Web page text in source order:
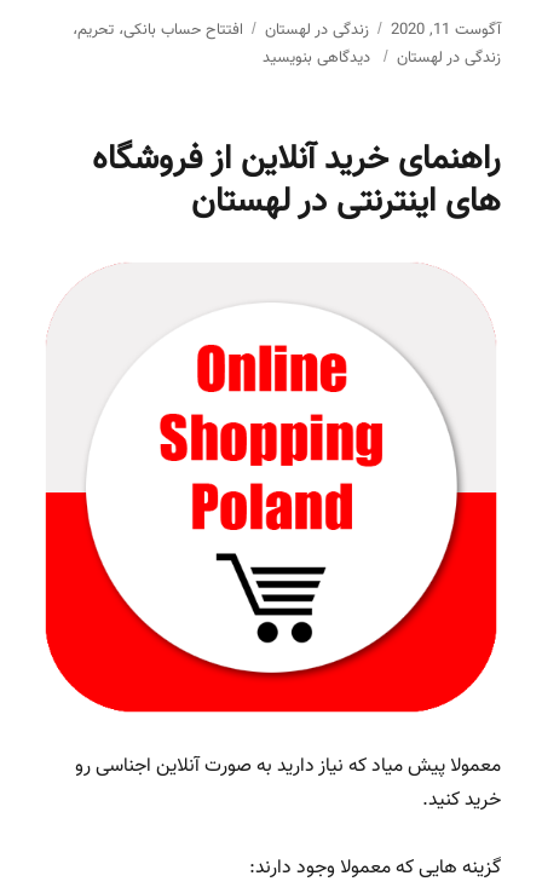
ارسال
شده
آگوست 11, 2020 دسته‌ها
زندگی در لهستان برچسب‌ها
افتتاح حساب بانکی،تحریم،
زندگی در لهستان
برای
در
لهستان
دیدگاهی بنویسید
راهنمای خرید آنلاین از فروشگاه
های اینترنتی در لهستان
معمولا پیش میاد که نیاز دارید به صورت آنلاین اجناسی رو
خرید کنید.
گزینه هایی که معمولا وجود دارند: